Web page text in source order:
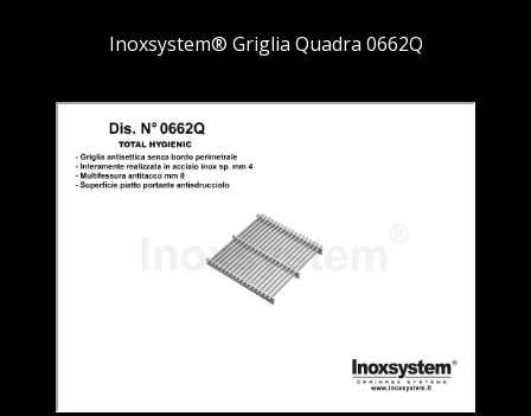
Inoxsystem® Griglia Quadra 0662Q